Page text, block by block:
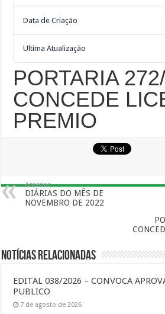
Data de Criação
Ultima Atualização
PORTARIA
CONCEDE
PREMIO
Anterior
DIÁRIAS DO MÊS DE
NOVEMBRO DE 2022
Notícias Relacionadas
EDITAL 038/2026 – CONVOCA
PUBLICO
7 de agosto de 2026